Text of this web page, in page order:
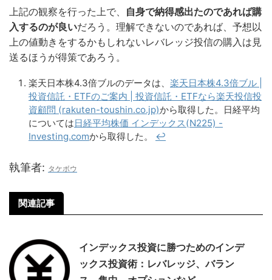
上記の観察を行った上で、 自身で納得感出たのであれば購
入するのが良いだろう。理解できないのであれば、予想以
上の値動きをするかもしれないレバレッジ投信の購入は見
送るほうが得策であろう。
楽天日本株4.3倍ブルのデータは、 楽天日本株4.3倍ブル |
投資信託・ETFのご案内 | 投資信託・ETFなら楽天投信投
資顧問 (rakuten-toushin.co.jp)から取得した。日経平均
については日経平均株価 インデックス(N225) -
Investing.comから取得した。 ↩︎
執筆者: タケボウ
関連記事
インデックス投資に勝つためのインデ
ックス投資術：レバレッジ、バラン